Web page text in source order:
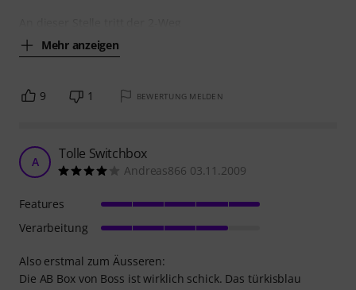
Mehr anzeigen
9 1 BEWERTUNG MELDEN
A Tolle Switchbox
Andreas866 03.11.2009
Also erstmal zum Äusseren:
Die AB Box von Boss ist wirklich schick. Das türkisblau
Features
Verarbeitung